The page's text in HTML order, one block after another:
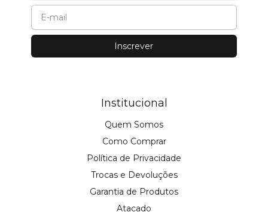
Institucional
Quem Somos
Como Comprar
Política de Privacidade
Trocas e Devoluções
Garantia de Produtos
Atacado